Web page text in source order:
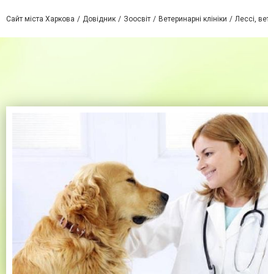
Сайт міста Харкова Довідник Зоосвіт Ветеринарні клініки Лессі,